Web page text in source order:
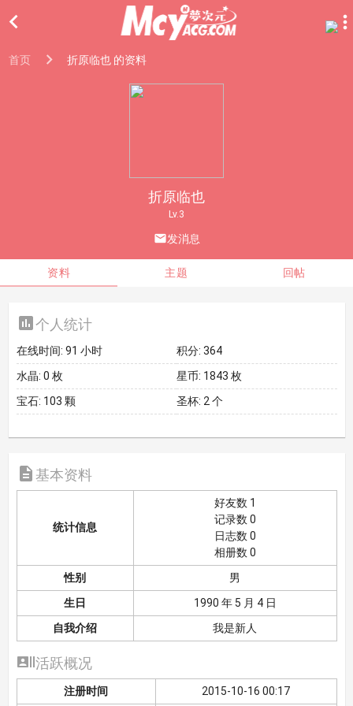

首页 折原临也 的资料
折原临也
Lv.3
发消息
资料 主题 回帖
个人统计
在线时间: 91 小时 积分: 364
水晶: 0 枚 星币: 1843 枚
宝石: 103 颗 圣杯: 2 个
 基本资料
统计信息
好友数 1
记录数 0
日志数 0
相册数 0
性别
男
生日
1990 年 5 月 4 日
自我介绍
我是新人
活跃概况
注册时间 2015-10-16 00:17